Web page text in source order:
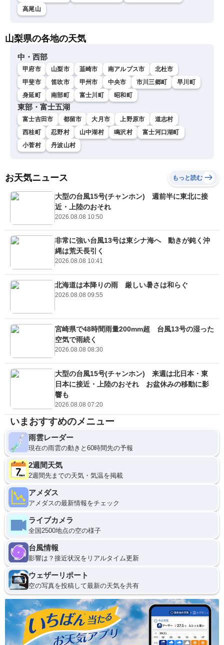
高尾山
山梨県の各地の天気
中・西部
甲府市 山梨市 韮崎市 南アルプス市
北杜市
甲斐市
笛吹市 甲州市 中央市 市川三郷町
早川町
身延町
南部町 富士川町 昭和町
東部・富士五湖
富士吉田市 都留市 大月市 上野原市
道志村
西桂町
忍野村 山中湖村 鳴沢村
富士河口湖町
小菅村
丹波山村
お天気ニュース もっと読む
大型の台風15号(チャンホン) 週前半に東北に接
近・上陸のおそれ
2026.08.08 10:50
非常に強い台風13号は東シナ海へ 動きが鈍く沖
縄は荒天長引く
2026.08.08 10:41
北海道は本降りの雨 厳しい暑さは和らぐ
2026.08.08 09:55
宮崎県で48時間雨量200mm超 台風13号の湿った
空気で雨続く
2026.08.08 08:30
大型の台風15号(チャンホン) 来週は北日本・東
日本に接近・上陸のおそれ お盆休みの移動に影
響も
2026.08.08 07:20
いまおすすめのメニュー
雨雲レーダー
現在の雨雲の動きと60時間先の予報
2週間天気
2週間先までの天気・気温を掲載
アメダス
アメダスの最新情報をチェック
ライブカメラ
全国2500地点の空の様子
台風情報
影響は？接近状況をリアルタイム更新
ウェザーリポート
空の写真を投稿して最新の天気を共有